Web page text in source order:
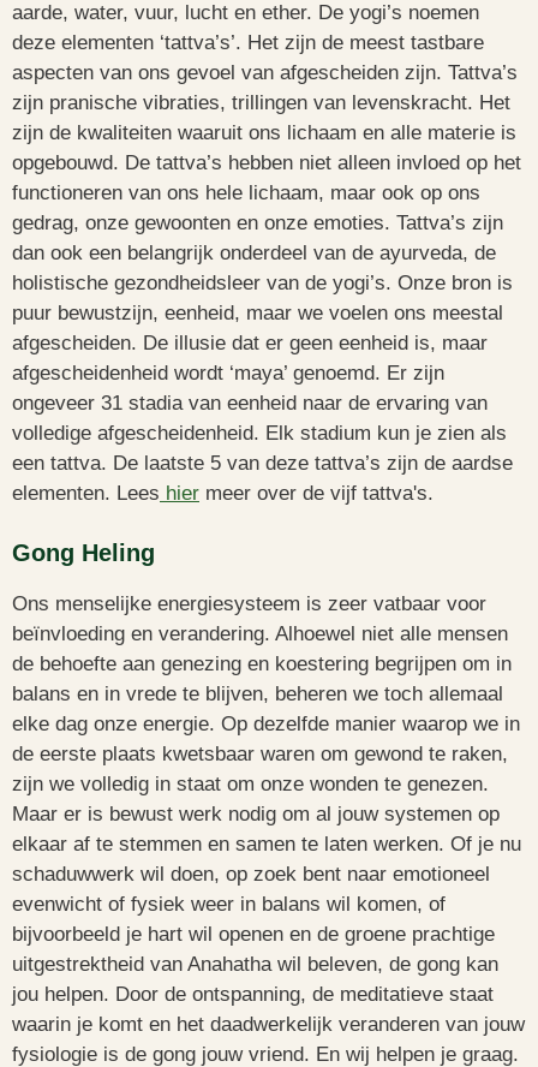
aarde, water, vuur, lucht en ether. De yogi’s noemen
deze elementen ‘tattva’s’. Het zijn de meest tastbare
aspecten van ons gevoel van afgescheiden zijn. Tattva’s
zijn pranische vibraties, trillingen van levenskracht. Het
zijn de kwaliteiten waaruit ons lichaam en alle materie is
opgebouwd. De tattva’s hebben niet alleen invloed op het
functioneren van ons hele lichaam, maar ook op ons
gedrag, onze gewoonten en onze emoties. Tattva’s zijn
dan ook een belangrijk onderdeel van de ayurveda, de
holistische gezondheidsleer van de yogi’s. Onze bron is
puur bewustzijn, eenheid, maar we voelen ons meestal
afgescheiden. De illusie dat er geen eenheid is, maar
afgescheidenheid wordt ‘maya’ genoemd. Er zijn
ongeveer 31 stadia van eenheid naar de ervaring van
volledige afgescheidenheid. Elk stadium kun je zien als
een tattva. De laatste 5 van deze tattva’s zijn de aardse
elementen. Lees hier meer over de vijf tattva's.
Gong Heling
Ons menselijke energiesysteem is zeer vatbaar voor
beïnvloeding en verandering. Alhoewel niet alle mensen
de behoefte aan genezing en koestering begrijpen om in
balans en in vrede te blijven, beheren we toch allemaal
elke dag onze energie. Op dezelfde manier waarop we in
de eerste plaats kwetsbaar waren om gewond te raken,
zijn we volledig in staat om onze wonden te genezen.
Maar er is bewust werk nodig om al jouw systemen op
elkaar af te stemmen en samen te laten werken. Of je nu
schaduwwerk wil doen, op zoek bent naar emotioneel
evenwicht of fysiek weer in balans wil komen, of
bijvoorbeeld je hart wil openen en de groene prachtige
uitgestrektheid van Anahatha wil beleven, de gong kan
jou helpen. Door de ontspanning, de meditatieve staat
waarin je komt en het daadwerkelijk veranderen van jouw
fysiologie is de gong jouw vriend. En wij helpen je graag.